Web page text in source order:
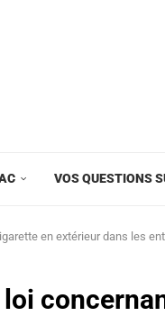
VOS QUESTIONS
en extérieur dans les